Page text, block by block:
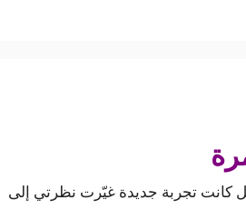
كانت تجربة جديدة غيّرت نظرتي إلى